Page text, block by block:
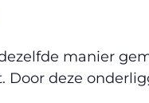
manier
Door deze